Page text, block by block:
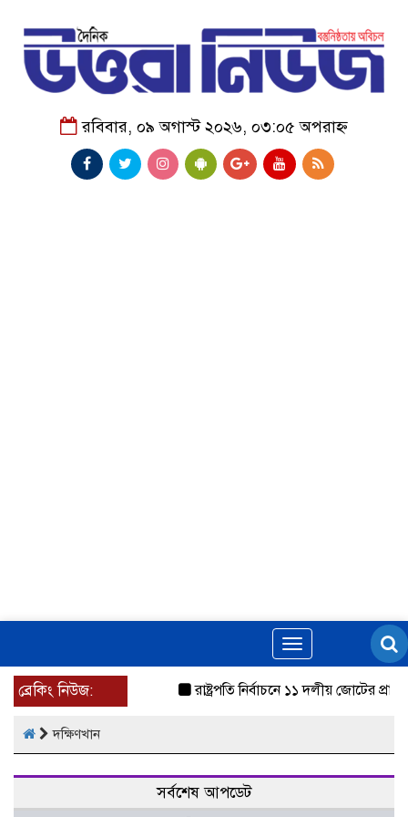
রবিবার, ০৯ অগাস্ট ২০২৬, ০৩:০৫ অপরাহ্ন
Toggle
navigation
ব্রেকিং নিউজ: রাষ্ট্রপতি নির্বাচনে ১১ দলীয় জোটের
দক্ষিণখান
সর্বশেষ আপডেট